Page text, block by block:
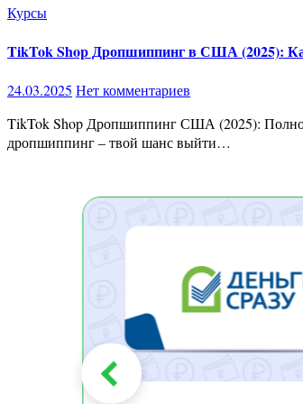
Курсы
TikTok Shop Дропшиппинг в США (2025):
24.03.2025 Нет комментариев
TikTok Shop Дропшиппинг США (2025): Полное руководство по заработку без вложений Хочешь зарабатывать тысячи долларов в месяц, не имея собственного товара и склада? TikTok Shop
дропшиппинг – твой шанс выйти…